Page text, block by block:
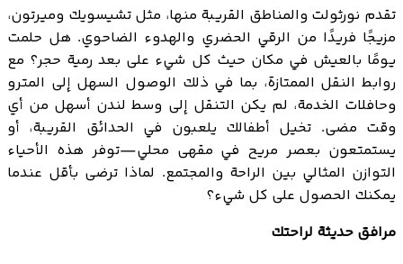
تقدم نورثولت والمناطق القريبة منها، مثل تشيسويك وميرتون،
مزيجًا فريدًا من الرقي الحضري والهدوء الضاحوي. هل حلمت
يومًا بالعيش في مكان حيث كل شيء على بعد رمية حجر؟ مع
روابط النقل الممتازة، بما في ذلك الوصول السهل إلى المترو
وحافلات الخدمة، لم يكن التنقل إلى وسط لندن أسهل من أي
وقت مضى. تخيل أطفالك يلعبون في الحدائق القريبة، أو
يستمتعون بعصر مريح في مقهى محلي—توفر هذه الأحياء
التوازن المثالي بين الراحة والمجتمع. لماذا ترضى بأقل عندما
يمكنك الحصول على كل شيء؟
مرافق حديثة لراحتك